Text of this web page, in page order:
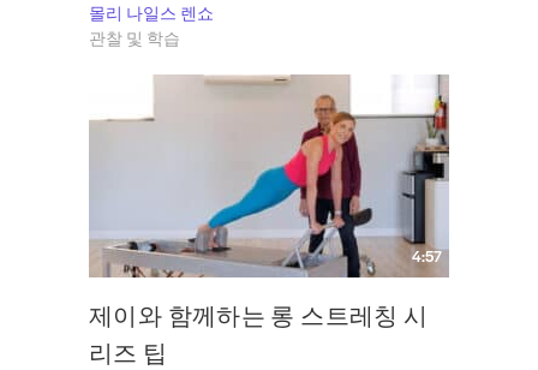
몰리 나일스 렌쇼
관찰 및 학습
4:57
제이와 함께하는 롱 스트레칭 시
리즈 팁